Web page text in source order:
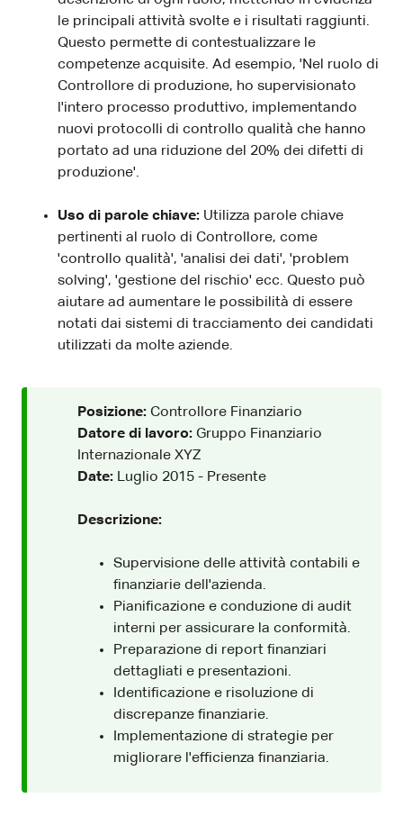
le principali attività svolte e i risultati raggiunti.
Questo permette di contestualizzare le
competenze acquisite. Ad esempio, 'Nel ruolo di
Controllore di produzione, ho supervisionato
l'intero processo produttivo, implementando
nuovi protocolli di controllo qualità che hanno
portato ad una riduzione del 20% dei difetti di
produzione'.
Uso di parole chiave: Utilizza parole chiave
pertinenti al ruolo di Controllore, come
'controllo qualità', 'analisi dei dati', 'problem
solving', 'gestione del rischio' ecc. Questo può
aiutare ad aumentare le possibilità di essere
notati dai sistemi di tracciamento dei candidati
utilizzati da molte aziende.
Posizione: Controllore Finanziario
Datore di lavoro: Gruppo Finanziario
Internazionale XYZ
Date: Luglio 2015 - Presente
Descrizione:
Supervisione delle attività contabili e
finanziarie dell'azienda.
Pianificazione e conduzione di audit
interni per assicurare la conformità.
Preparazione di report finanziari
dettagliati e presentazioni.
Identificazione e risoluzione di
discrepanze finanziarie.
Implementazione di strategie per
migliorare l'efficienza finanziaria.